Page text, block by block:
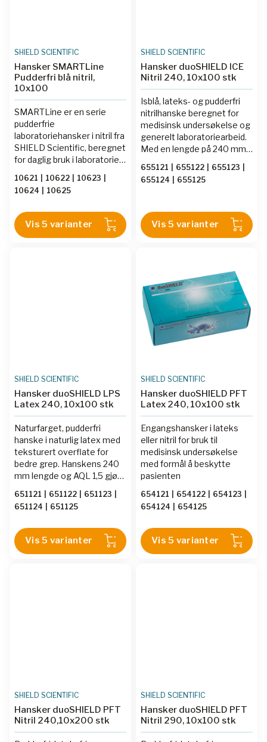
SHIELD SCIENTIFIC
Hansker SMARTLine
Pudderfri blå nitril,
10x100
SMARTLine er en serie
pudderfrie
laboratoriehansker i nitril fra
SHIELD Scientific, beregnet
for daglig bruk i laboratorier
latex- og pudderfrie med
AQL 1,5, og gir god taktil
gjennom arbeidsdagen.
Leveres i pakninger med
10621 10622 10623
10624
10625
Vis 5 varianter
SHIELD SCIENTIFIC
Hansker duoSHIELD ICE
Nitril 240, 10x100 stk
Isblå, lateks- og pudderfri
nitrilhanske beregnet for
medisinsk undersøkelse og
generelt laboratoriearbeid.
Med en lengde på 240 mm
beskyttelse mot smitte og
biologisk materiale. Et trygt
kompromiss med komfort.
655121 655122 655123
655124
655125
Vis 5 varianter
SHIELD SCIENTIFIC
Hansker duoSHIELD LPS
Latex 240, 10x100 stk
Naturfarget, pudderfri
hanske i naturlig latex med
teksturert overflate for
bedre grep. Hanskens 240
mm lengde og AQL 1,5 gjør
medisinsk undersøkelse og
daglig laboratoriearbeid.
kontroll ved håndtering av
prøver og finskalerte
651121 651122 651123
651124
651125
Vis 5 varianter
SHIELD SCIENTIFIC
Hansker duoSHIELD PFT
Latex 240, 10x100 stk
Engangshansker i lateks
eller nitril for bruk til
medisinsk undersøkelse
med formål å beskytte
pasienten
654121 654122 654123
654124
654125
Vis 5 varianter
SHIELD SCIENTIFIC
Hansker duoSHIELD PFT
Nitril 240,10x200 stk
SHIELD SCIENTIFIC
Hansker duoSHIELD PFT
Nitril 290, 10x100 stk